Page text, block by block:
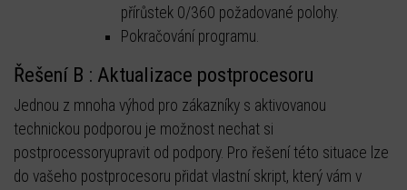
přírůstek 0/360 požadované polohy.
Pokračování programu.
Řešení B : Aktualizace postprocesoru
Jednou z mnoha výhod pro zákazníky s aktivovanou
technickou podporou je možnost nechat si
postprocessoryupravit od podpory. Pro řešení této situace lze
do vašeho postprocesoru přidat vlastní skript, který vám v